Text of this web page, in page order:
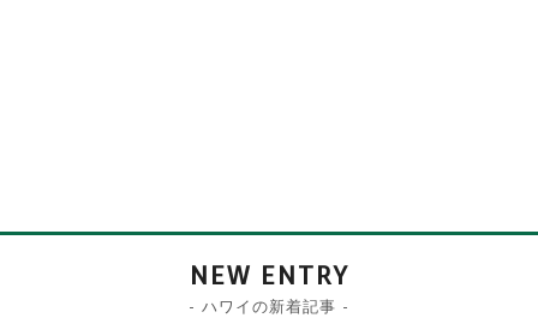
NEW ENTRY
- ハワイの新着記事 -